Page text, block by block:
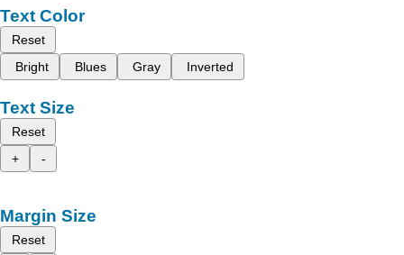
Text Color
Reset
Bright
Blues Gray Inverted
Text Size
Reset
+
-
Margin Size
Reset